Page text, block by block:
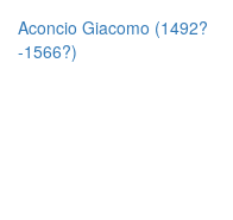
Aconcio Giacomo (1492?
-1566?)